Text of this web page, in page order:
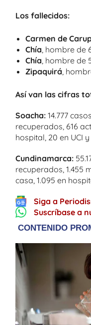
Los fallecidos:
Carmen de
Chía , hombre de
Chía , hombre de
Zipaquirá ,
Así van las cifras
Soacha: 14.777
recuperados, 616
hospital, 20 en UCI
Cundinamarca:
recuperados, 1.455
casa, 1.095 en
Siga a
Suscríbase a